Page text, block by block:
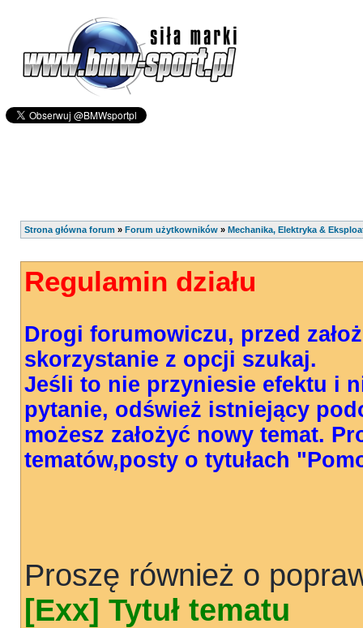
Strona główna forum » Forum użytkowników » Mechanika, Elektryka &
Regulamin działu
Drogi forumowiczu, przed
skorzystanie z opcji szukaj.
Jeśli to nie przyniesie efektu i
pytanie, odśwież istniejący
możesz założyć nowy temat.
tematów,posty o tytułach
Proszę również o
[Exx] Tytuł tematu